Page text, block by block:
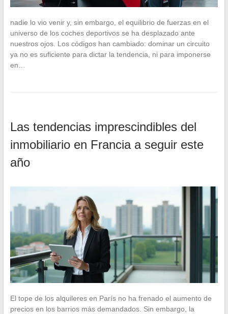
nadie lo vio venir y, sin embargo, el equilibrio de fuerzas en el
universo de los coches deportivos se ha desplazado ante
nuestros ojos. Los códigos han cambiado: dominar un circuito
ya no es suficiente para dictar la tendencia, ni para imponerse
en…
Las tendencias imprescindibles del
inmobiliario en Francia a seguir este
año
El tope de los alquileres en París no ha frenado el aumento de
precios en los barrios más demandados. Sin embargo, la